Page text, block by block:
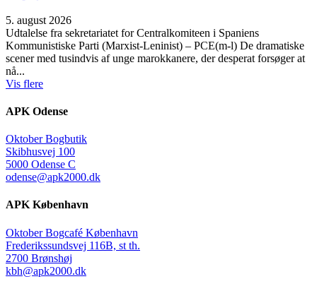
5. august 2026
Udtalelse fra sekretariatet for Centralkomiteen i Spaniens
Kommunistiske Parti (Marxist-Leninist) – PCE(m-l) De dramatiske
scener med tusindvis af unge marokkanere, der desperat forsøger at
nå...
Vis flere
APK Odense
Oktober Bogbutik
Skibhusvej 100
5000 Odense C
odense@apk2000.dk
APK København
Oktober Bogcafé København
Frederikssundsvej 116B, st th.
2700 Brønshøj
kbh@apk2000.dk